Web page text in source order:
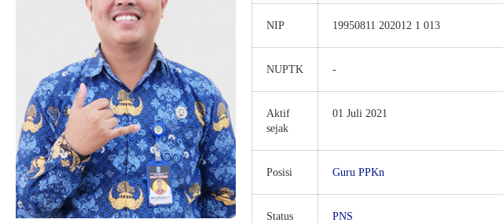
NIP 19950811 202012 1 013
NUPTK -
Aktif
sejak
01 Juli 2021
Posisi Guru PPKn
Status PNS